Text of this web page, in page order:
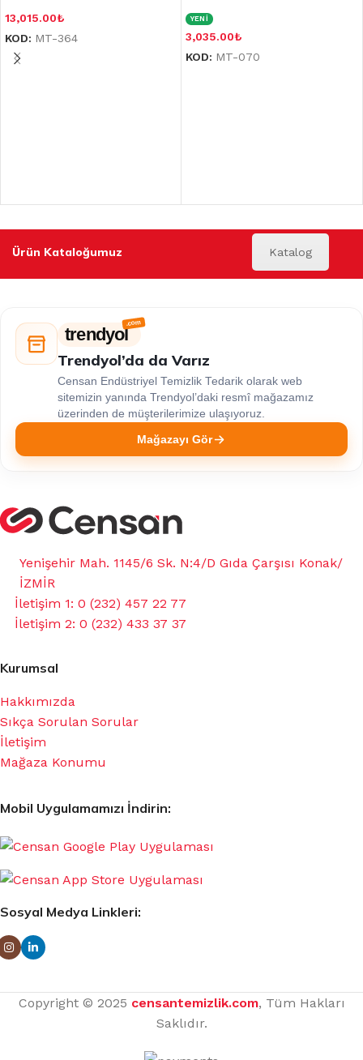
13,015.00₺
KOD: MT-364
YENİ
3,035.00₺
KOD: MT-070
Ürün Kataloğumuz Katalog
trendyol
Trendyol’da da Varız
Censan Endüstriyel Temizlik Tedarik olarak web
sitemizin yanında Trendyol’daki resmî mağazamız
üzerinden de müşterilerimize ulaşıyoruz.
Mağazayı Gör
Yenişehir Mah. 1145/6 Sk. N:4/D Gıda Çarşısı Konak/
İZMİR
İletişim 1: 0 (232) 457 22 77
İletişim 2: 0 (232) 433 37 37
Kurumsal
Hakkımızda
Sıkça Sorulan Sorular
İletişim
Mağaza Konumu
Mobil Uygulamamızı İndirin:
Sosyal Medya Linkleri:
Copyright © 2025 censantemizlik.com, Tüm Hakları
Saklıdır.